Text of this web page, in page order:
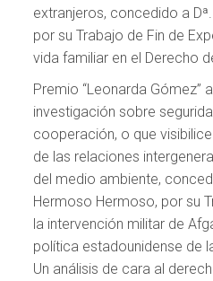
extranjeros, concedido a
por su Trabajo de Fin de
vida familiar en el Derecho
Premio “Leonarda Gómez”
investigación sobre
cooperación, o que
de las relaciones
del medio ambiente,
Hermoso Hermoso, por su
la intervención militar de
política estadounidense de
Un análisis de cara al